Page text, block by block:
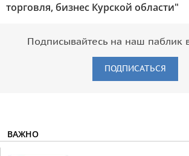
торговля, бизнес Курской области"
Подписывайтесь на наш паблик
ПОДПИСАТЬСЯ
ВАЖНО